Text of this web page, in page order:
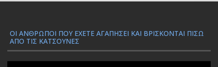
ΟΙ ΆΝΘΡΩΠΟΙ ΠΟΥ ΈΧΕΤΕ ΑΓΑΠΉΣΕΙ ΚΑΙ ΒΡΊΣΚΟΝΤΑΙ ΠΊΣΩ
ΑΠΌ ΤΙΣ ΚΑΤΣΟΎΝΕΣ